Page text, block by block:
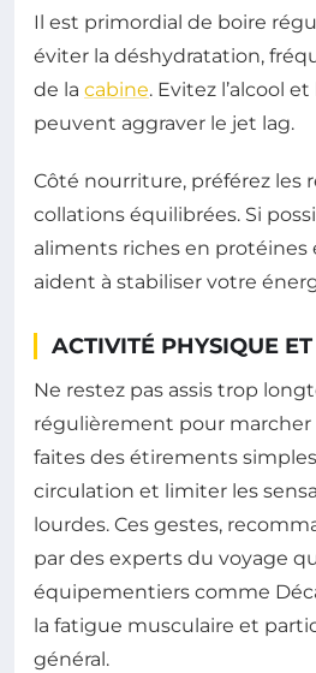
Il est primordial de boire
éviter la déshydratation,
de la cabine. Evitez l’alcool
peuvent aggraver le jet lag.
Côté nourriture, préférez les
collations équilibrées. Si
aliments riches en protéines
aident à stabiliser votre
ACTIVITÉ PHYSIQUE
Ne restez pas assis trop
régulièrement pour marcher
faites des étirements
circulation et limiter les
lourdes. Ces gestes,
par des experts du voyage
équipementiers comme
la fatigue musculaire et
général.